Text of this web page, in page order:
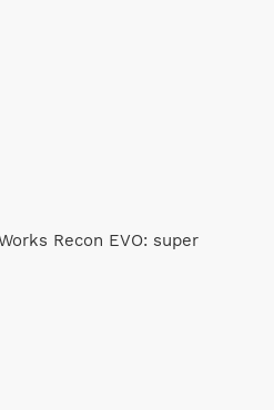
Recon EVO: super